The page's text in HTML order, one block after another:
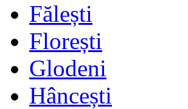
Fălești
Florești
Glodeni
Hâncești